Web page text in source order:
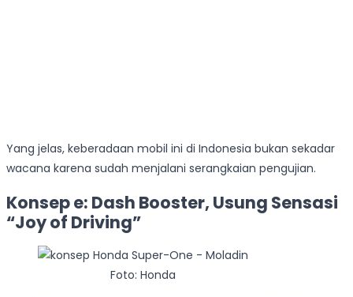
Yang jelas, keberadaan mobil ini di Indonesia bukan sekadar
wacana karena sudah menjalani serangkaian pengujian.
Konsep e: Dash Booster, Usung Sensasi
“Joy of Driving”
Foto: Honda